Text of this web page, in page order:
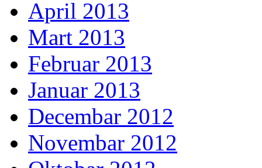
April 2013
Mart 2013
Februar 2013
Januar 2013
Decembar 2012
Novembar 2012